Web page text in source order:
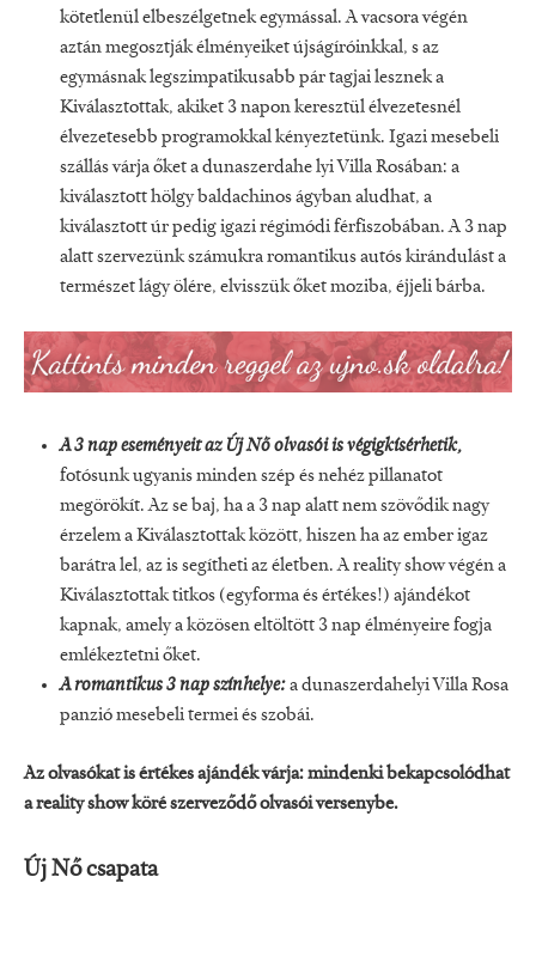
kötetlenül elbeszélgetnek egymással. A vacsora végén
aztán megosztják élményeiket újságíróinkkal, s az
egymásnak legszimpatikusabb pár tagjai lesznek a
Kiválasztottak, akiket 3 napon keresztül élvezetesnél
élvezetesebb programokkal kényeztetünk. Igazi mesebeli
szállás várja őket a dunaszerdahe lyi Villa Rosában: a
kiválasztott hölgy baldachinos ágyban aludhat, a
kiválasztott úr pedig igazi régimódi férfiszobában. A 3 nap
alatt szervezünk számukra romantikus autós kirándulást a
természet lágy ölére, elvisszük őket moziba, éjjeli bárba.
A 3 nap eseményeit az Új Nő olvasói is végigkísérhetik,
fotósunk ugyanis minden szép és nehéz pillanatot
megörökít. Az se baj, ha a 3 nap alatt nem szövődik nagy
érzelem a Kiválasztottak között, hiszen ha az ember igaz
barátra lel, az is segítheti az életben. A reality show végén a
Kiválasztottak titkos (egyforma és értékes!) ajándékot
kapnak, amely a közösen eltöltött 3 nap élményeire fogja
emlékeztetni őket.
A romantikus 3 nap színhelye:a dunaszerdahelyi Villa Rosa
panzió mesebeli termei és szobái.
Az olvasókat is értékes ajándék várja: mindenki bekapcsolódhat
a reality show köré szerveződő olvasói versenybe.
Új Nő csapata